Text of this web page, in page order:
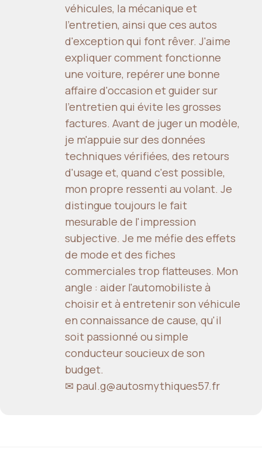
véhicules, la mécanique et
l'entretien, ainsi que ces autos
d'exception qui font rêver. J'aime
expliquer comment fonctionne
une voiture, repérer une bonne
affaire d'occasion et guider sur
l'entretien qui évite les grosses
factures. Avant de juger un modèle,
je m'appuie sur des données
techniques vérifiées, des retours
d'usage et, quand c'est possible,
mon propre ressenti au volant. Je
distingue toujours le fait
mesurable de l'impression
subjective. Je me méfie des effets
de mode et des fiches
commerciales trop flatteuses. Mon
angle : aider l'automobiliste à
choisir et à entretenir son véhicule
en connaissance de cause, qu'il
soit passionné ou simple
conducteur soucieux de son
budget.
✉ paul.g@autosmythiques57.fr